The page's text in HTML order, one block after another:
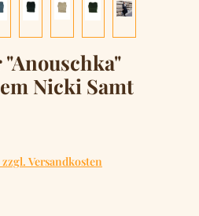
Nicki Samt
Versandkosten